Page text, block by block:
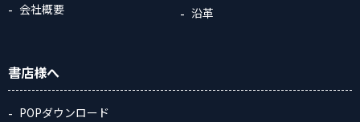
会社概要 沿革
書店様へ
POPダウンロード